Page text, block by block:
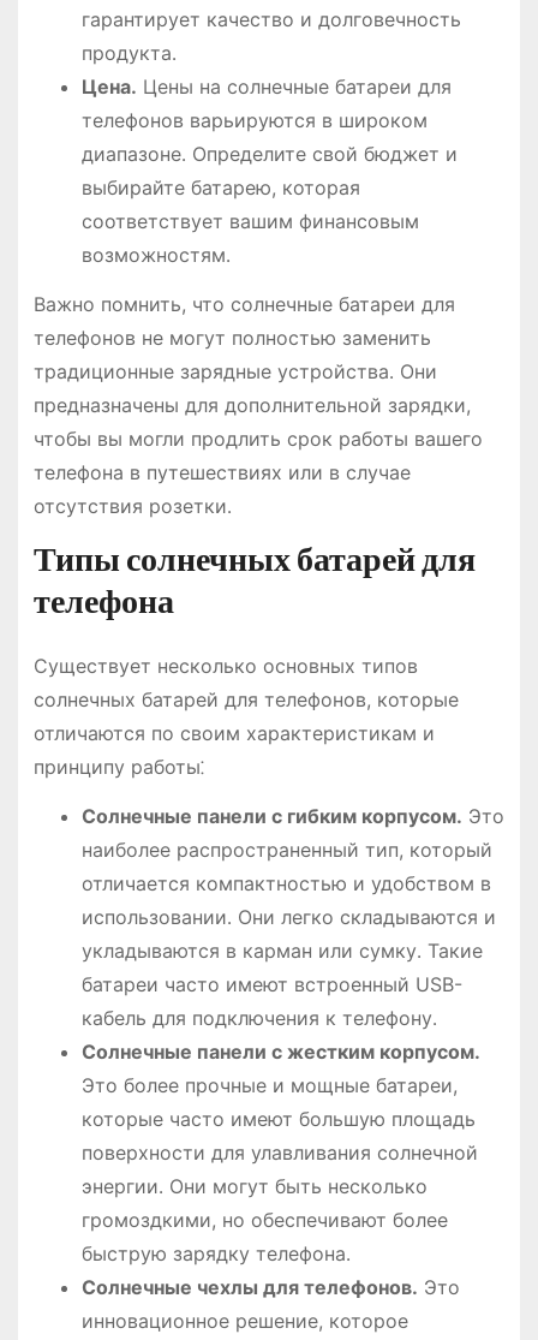
гарантирует качество и долговечность
продукта․
Цена․ Цены на солнечные батареи для
телефонов варьируются в широком
диапазоне․ Определите свой бюджет и
выбирайте батарею, которая
соответствует вашим финансовым
возможностям․
Важно помнить, что солнечные батареи для
телефонов не могут полностью заменить
традиционные зарядные устройства․ Они
предназначены для дополнительной зарядки,
чтобы вы могли продлить срок работы вашего
телефона в путешествиях или в случае
отсутствия розетки․
Типы солнечных батарей для
телефона
Существует несколько основных типов
солнечных батарей для телефонов, которые
отличаются по своим характеристикам и
принципу работы⁚
Солнечные панели с гибким корпусом․ Это
наиболее распространенный тип, который
отличается компактностью и удобством в
использовании․ Они легко складываются и
укладываются в карман или сумку․ Такие
батареи часто имеют встроенный USB-
кабель для подключения к телефону․
Солнечные панели с жестким корпусом․
Это более прочные и мощные батареи,
которые часто имеют большую площадь
поверхности для улавливания солнечной
энергии․ Они могут быть несколько
громоздкими, но обеспечивают более
быструю зарядку телефона․
Солнечные чехлы для телефонов․ Это
инновационное решение, которое